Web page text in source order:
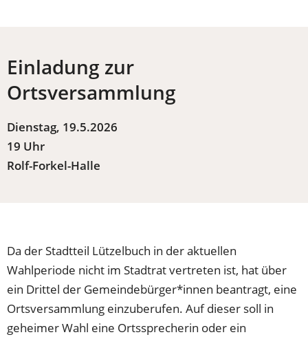
Einladung zur
Ortsversammlung
Dienstag, 19.5.2026
19 Uhr
Rolf-Forkel-Halle
Da der Stadtteil Lützelbuch in der aktuellen
Wahlperiode nicht im Stadtrat vertreten ist, hat über
ein Drittel der Gemeindebürger*innen beantragt, eine
Ortsversammlung einzuberufen. Auf dieser soll in
geheimer Wahl eine Ortssprecherin oder ein